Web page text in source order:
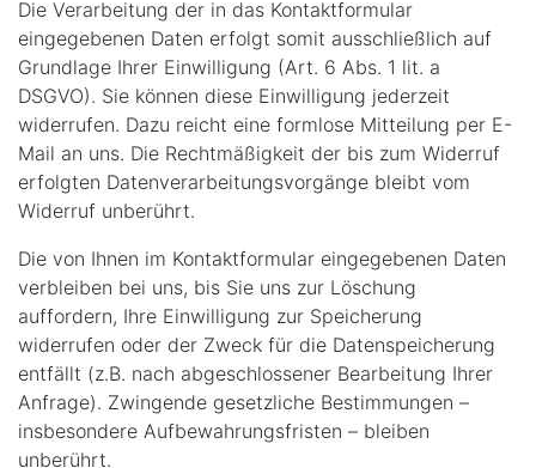
Die Verarbeitung der in das Kontaktformular
eingegebenen Daten erfolgt somit ausschließlich auf
Grundlage Ihrer Einwilligung (Art. 6 Abs. 1 lit. a
DSGVO). Sie können diese Einwilligung jederzeit
widerrufen. Dazu reicht eine formlose Mitteilung per E-
Mail an uns. Die Rechtmäßigkeit der bis zum Widerruf
erfolgten Datenverarbeitungsvorgänge bleibt vom
Widerruf unberührt.
Die von Ihnen im Kontaktformular eingegebenen Daten
verbleiben bei uns, bis Sie uns zur Löschung
auffordern, Ihre Einwilligung zur Speicherung
widerrufen oder der Zweck für die Datenspeicherung
entfällt (z.B. nach abgeschlossener Bearbeitung Ihrer
Anfrage). Zwingende gesetzliche Bestimmungen –
insbesondere Aufbewahrungsfristen – bleiben
unberührt.